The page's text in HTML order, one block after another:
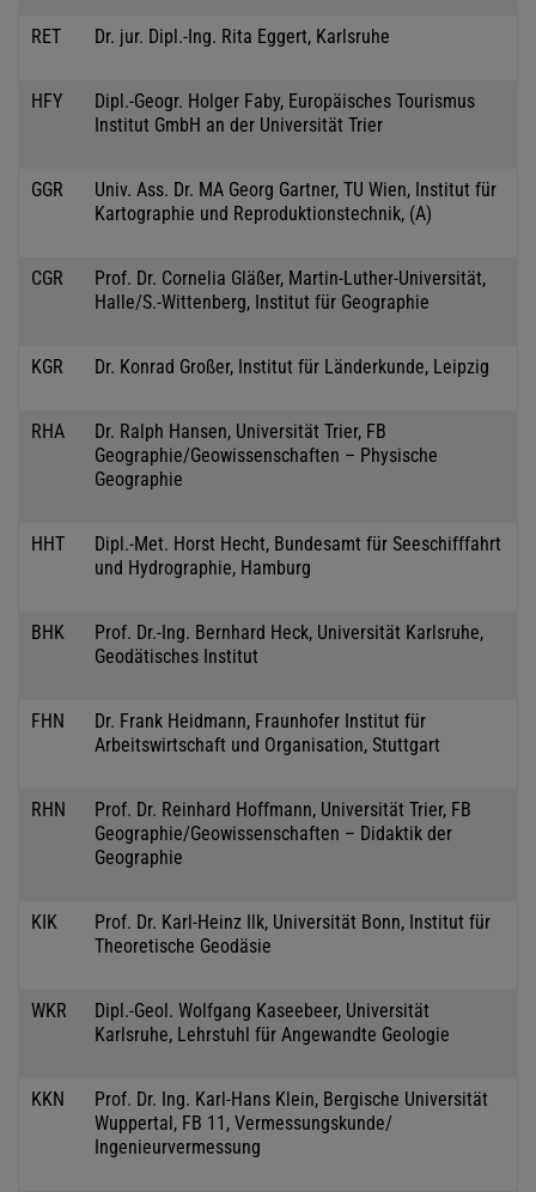
RET Dr. jur. Dipl.-Ing. Rita Eggert, Karlsruhe
HFY
Dipl.-Geogr. Holger Faby, Europäisches Tourismus
Institut GmbH an der Universität Trier
GGR
Univ. Ass. Dr. MA Georg Gartner, TU Wien, Institut für
Kartographie und Reproduktionstechnik, (A)
CGR
Prof. Dr. Cornelia Gläßer, Martin-Luther-Universität,
Halle/S.-Wittenberg, Institut für Geographie
KGR Dr. Konrad Großer, Institut für Länderkunde, Leipzig
RHA
Dr. Ralph Hansen, Universität Trier, FB
Geographie/Geowissenschaften – Physische
Geographie
HHT
Dipl.-Met. Horst Hecht, Bundesamt für Seeschifffahrt
und Hydrographie, Hamburg
BHK
Prof. Dr.-Ing. Bernhard Heck, Universität Karlsruhe,
Geodätisches Institut
FHN
Dr. Frank Heidmann, Fraunhofer Institut für
Arbeitswirtschaft und Organisation, Stuttgart
RHN
Prof. Dr. Reinhard Hoffmann, Universität Trier, FB
Geographie/Geowissenschaften – Didaktik der
Geographie
KIK
Prof. Dr. Karl-Heinz Ilk, Universität Bonn, Institut für
Theoretische Geodäsie
WKR
Dipl.-Geol. Wolfgang Kaseebeer, Universität
Karlsruhe, Lehrstuhl für Angewandte Geologie
KKN
Prof. Dr. Ing. Karl-Hans Klein, Bergische Universität
Wuppertal, FB 11, Vermessungskunde/
Ingenieurvermessung